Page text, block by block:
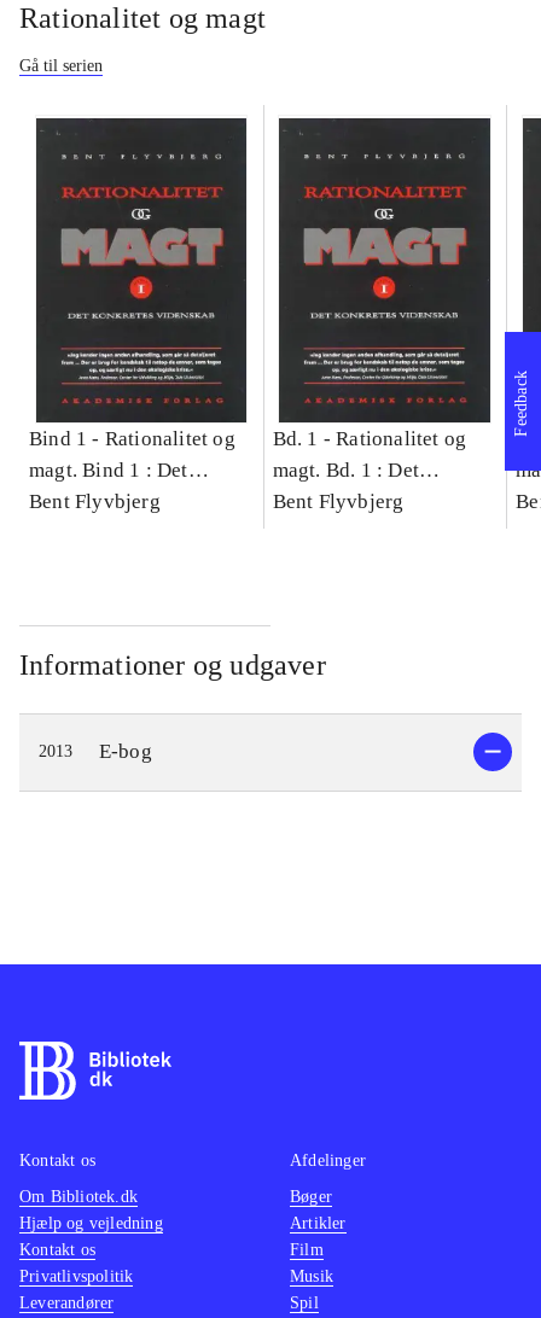
Rationalitet og magt
Gå til serien
Bind 1 - Rationalitet og
magt. Bind 1 : Det
konkretes videnskab
Bent Flyvbjerg
Bd. 1 -Rationalitet og
magt. Bd. 1 : Det
konkretes videnskab
Bent Flyvbjerg
Informationer og udgaver
2013 E-bog
Feedback
Kontakt os
Om Bibliotek.dk
Hjælp og vejledning
Kontakt os
Privatlivspolitik
Leverandører
Afdelinger
Bøger
Artikler
Film
Musik
Spil